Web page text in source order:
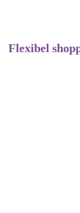
Flexibel